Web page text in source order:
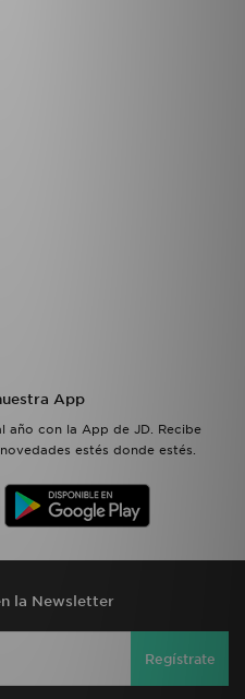
App
año con la App de JD. Recibe
estés donde estés.
la Newsletter
Regístrate